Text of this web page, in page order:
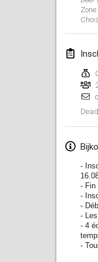
-
- Fin
-
-
-
- 4
-